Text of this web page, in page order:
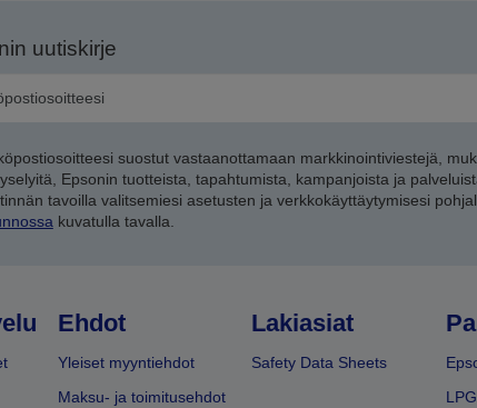
uutiskirje
suostut vastaanottamaan markkinointiviestejä,
Epsonin tuotteista, tapahtumista, kampanjoista ja
tavoilla valitsemiesi asetusten ja verkkokäyttäytymisesi
kuvatulla tavalla.
Ehdot
Yleiset myyntiehdot
Maksu- ja toimitusehdot
Lakiasiat
Safety Data Sheets